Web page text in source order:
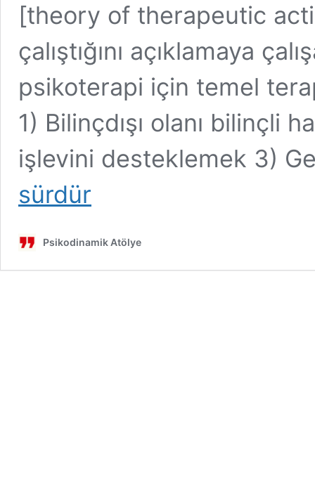
[theory of therapeutic
çalıştığını açıklamaya
psikoterapi için temel
1) Bilinçdışı olanı bilinçli
işlevini desteklemek 3)
sürdür
Psikodinamik Atölye